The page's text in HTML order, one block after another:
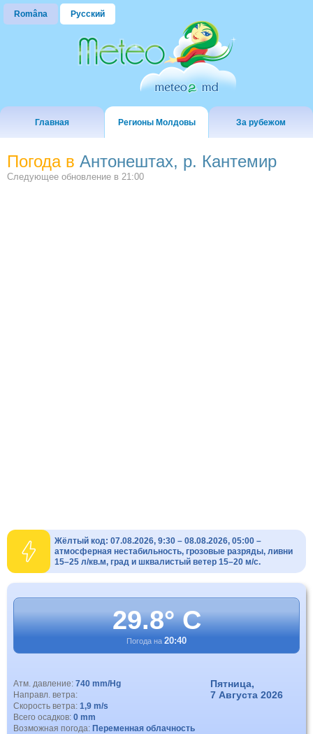
Româna Русский
Главная Регионы Молдовы За рубежом
Погода в Антонештах, р. Кантемир
Следующее обновление в 21:00
Жёлтый код: 07.08.2026, 9:30 – 08.08.2026, 05:00 –
атмосферная нестабильность, грозовые разряды, ливни
15–25 л/кв.м, град и шквалистый ветер 15–20 м/с.
29.8° C
Погода на 20:40
Атм. давление: 740 mm/Hg
Направл. ветра:
Скорость ветра: 1,9 m/s
Всего осадков: 0 mm
Возможная погода: Переменная облачность
Пятница,
7 Августа 2026